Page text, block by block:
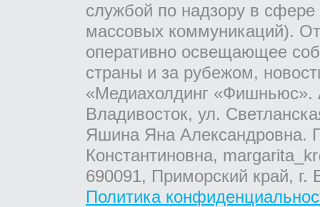
службой по надзору в
массовых коммуникаций).
оперативно освещающее
страны и за рубежом,
«Медиахолдинг «Фишньюс».
Владивосток, ул.
Яшина Яна Александровна.
Константиновна,
690091, Приморский край,
Политика